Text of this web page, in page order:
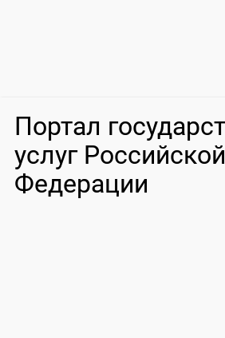
Портал
услуг Российской
Федерации